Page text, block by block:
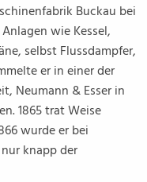
Buckau bei
wie Kessel,
selbst Flussdampfer,
er in einer der
Neumann & Esser in
1865 trat Weise
wurde er bei
knapp der